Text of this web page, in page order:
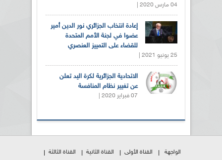
04 مارس 2020 |
إعادة انتخاب الجزائري نور الدين أمير
عضوا في لجنة الأمم المتحدة
للقضاء على التمييز العنصري
25 يونيو 2021 |
الاتحادية الجزائرية لكرة اليد تعلن
عن تغيير نظام المنافسة
07 فبراير 2020 |
الواجهة القناة الأولى القناة الثانية
القناة الثالثة